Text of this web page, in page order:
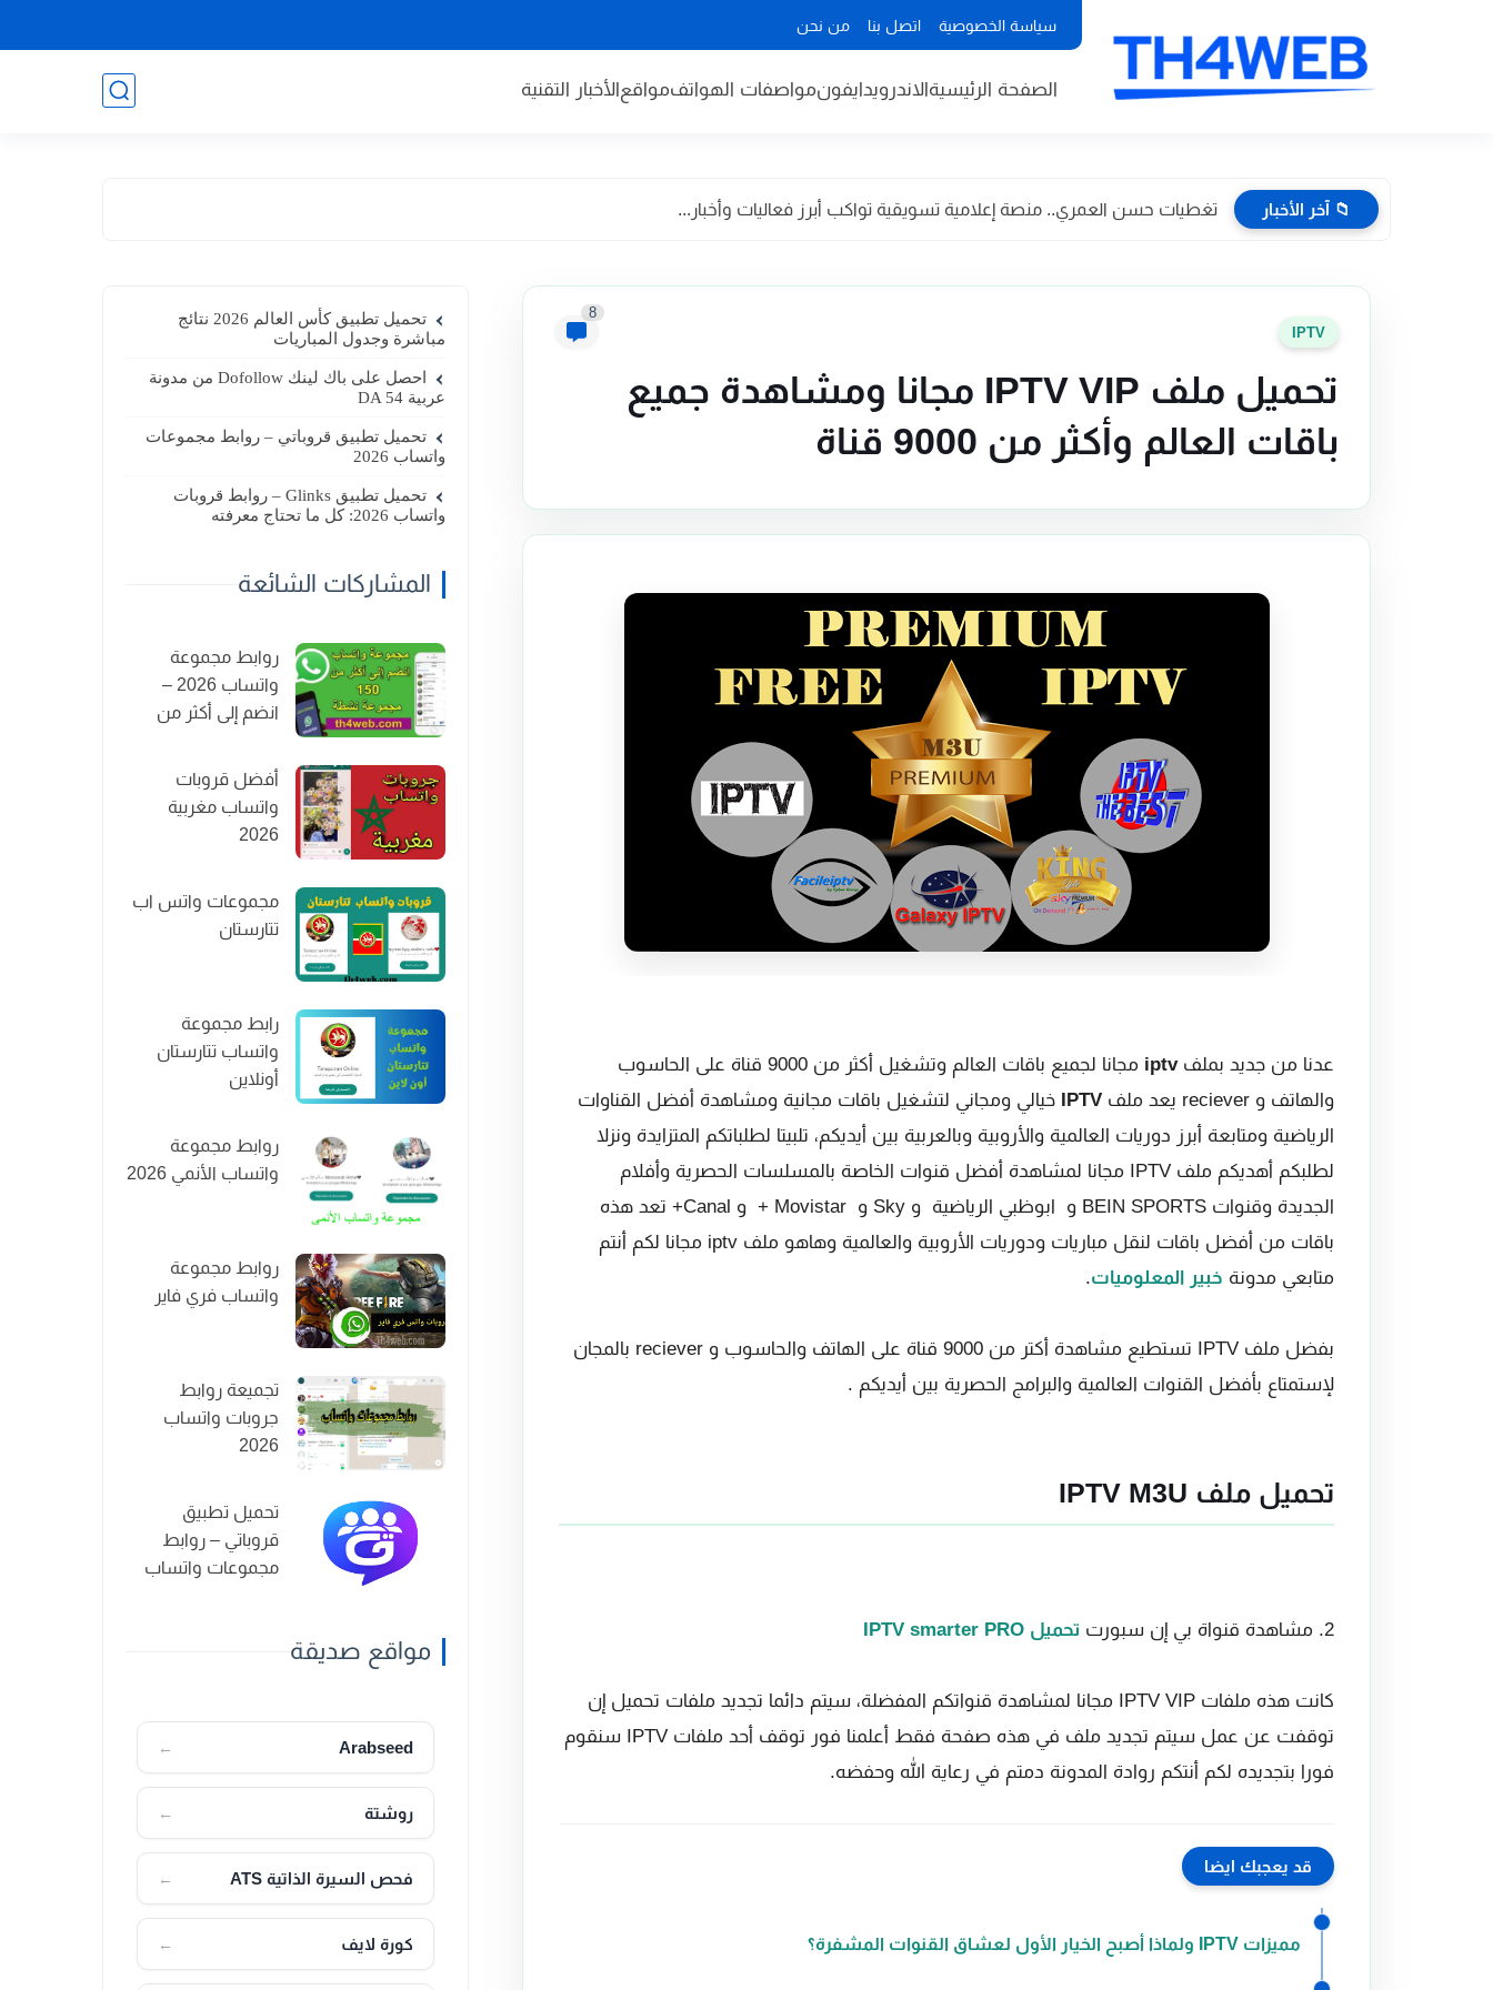
سياسة الخصوصية اتصل بنا من نحن
الصفحة الرئيسيةالاندرويدايفونمواصفات الهواتفمواقعالأخبار التقنية
📁 آخر الأخبار تغطيات حسن العمري.. منصة إعلامية تسويقية تواكب أبرز فعاليات وأخبار...
IPTV
8
تحميل ملف IPTV VIP مجانا ومشاهدة جميع
باقات العالم وأكثر من 9000 قناة
عدنا من جديد بملفiptv
مجانا لجميع باقات العالم وتشغيل أكثر من 9000 قناة على الحاسوب
والهاتف و reciever يعد ملف
IPTV خيالي ومجاني لتشغيل باقات مجانية ومشاهدة أفضل القناوات
الرياضية ومتابعة أبرز دوريات العالمية والأروبية وبالعربية بين أيديكم، تلبيتا لطلباتكم المتزايدة ونزلا
لطلبكم أهديكم ملف IPTV مجانا لمشاهدة أفضل قنوات الخاصة بالمسلسات الحصرية وأفلام
الجديدة وقنوات BEIN SPORTS و ابوظبي الرياضية و Sky و Movistar + و Canal+ تعد هذه
باقات من أفضل باقات لنقل مباريات ودوريات الأروبية والعالمية وهاهو ملف iptv مجانا لكم أنتم
متابعي مدونة خبير المعلوميات.
بفضل ملف IPTV تستطيع مشاهدة أكتر من 9000 قناة على الهاتف والحاسوب و reciever بالمجان
لإستمتاع بأفضل القنوات العالمية والبرامج الحصرية بين أيديكم .
تحميل ملف IPTV M3U
2. مشاهدة قنواة بي إن سبورت تحميل IPTV smarter PRO
كانت هذه ملفات
IPTV VIP مجانا لمشاهدة قنواتكم المفضلة، سيتم دائما تجديد ملفات تحميل إن
توقفت عن عمل سيتم تجديد ملف في هذه صفحة فقط أعلمنا فور توقف أحد ملفات
IPTV سنقوم
فورا بتجديده لكم أنتكم روادة المدونة دمتم في رعاية الله وحفضه.
قد يعجبك ايضا
مميزات IPTV ولماذا أصبح الخيار الأول لعشاق القنوات المشفرة؟
تحميل تطبيق كأس العالم 2026 نتائج
مباشرة وجدول المباريات
احصل على باك لينك Dofollow من مدونة
عربية DA 54
تحميل تطبيق قروباتي – روابط مجموعات
واتساب 2026
تحميل تطبيق Glinks – روابط قروبات
واتساب 2026: كل ما تحتاج معرفته
المشاركات الشائعة
روابط مجموعة
واتساب 2026 –
انضم إلى أكثر من
أفضل قروبات
واتساب مغربية
2026
مجموعات واتس اب
تتارستان
رابط مجموعة
واتساب تتارستان
أونلاين
روابط مجموعة
واتساب الأنمي 2026
روابط مجموعة
واتساب فري فاير
تجميعة روابط
جروبات واتساب
2026
تحميل تطبيق
قروباتي – روابط
مجموعات واتساب
مواقع صديقة
Arabseed
←
روشتة ←
فحص السيرة الذاتية ATS ←
كورة لايف ←